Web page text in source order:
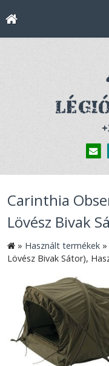
Carinthia
Lövész Bivak
» Használt termékek »
Lövész Bivak Sátor),